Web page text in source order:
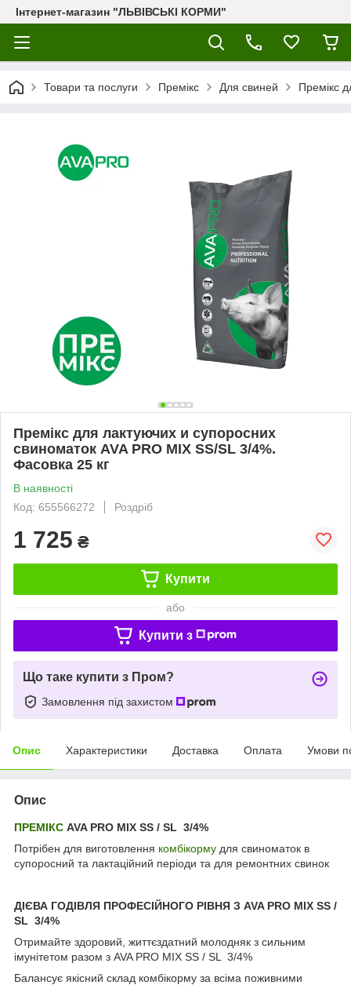
Інтернет-магазин "ЛЬВІВСЬКІ КОРМИ"
Товари та послуги Премікс Для свиней Премікс
Премікс для лактуючих и супоросних
свиноматок AVA PRO MIX SS/SL 3/4%.
Фасовка 25 кг
В наявності
Код: 655566272
Роздріб
1 725 ₴
Купити
або
Купити з
Що таке купити з Пром?
Замовлення під захистом
Опис Характеристики Доставка Оплата Умови
Опис
ПРЕМІКС AVA PRO MIX SS / SL 3/4%
Потрібен для виготовлення комбікорму для свиноматок в
супоросний та лактаційний періоди та для ремонтних свинок
ДІЄВА ГОДІВЛЯ ПРОФЕСІЙНОГО РІВНЯ З AVA PRO MIX SS /
SL 3/4%
Отримайте здоровий, життєздатний молодняк з сильним
імунітетом разом з AVA PRO MIX SS / SL 3/4%
Балансує якісний склад комбікорму за всіма поживними